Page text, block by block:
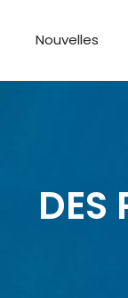
Nouvelles
DES